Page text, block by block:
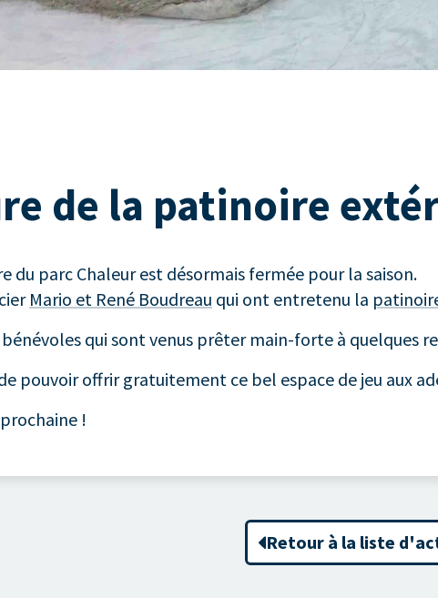
de la patinoire
du parc Chaleur est désormais fermée pour la saison.
Mario et René Boudreau qui ont entretenu la
qui sont venus prêter main-forte à quelques
pouvoir offrir gratuitement ce bel espace de jeu aux
!
Retour à la liste